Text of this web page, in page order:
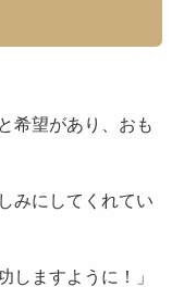
希望があり、おも
みにしてくれてい
しますように！」